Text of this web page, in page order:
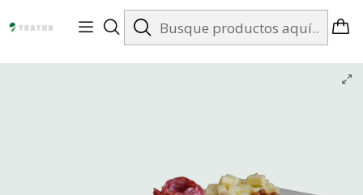
Envíos gratis en Santiago desde $99.990